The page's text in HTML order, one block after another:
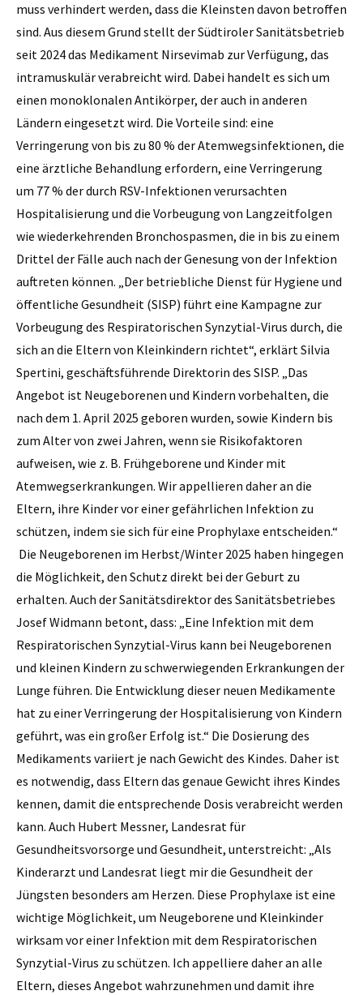
muss verhindert werden, dass die Kleinsten davon betroffen
sind. Aus diesem Grund stellt der Südtiroler Sanitätsbetrieb
seit 2024 das Medikament Nirsevimab zur Verfügung, das
intramuskulär verabreicht wird. Dabei handelt es sich um
einen monoklonalen Antikörper, der auch in anderen
Ländern eingesetzt wird. Die Vorteile sind: eine
Verringerung von bis zu 80 % der Atemwegsinfektionen, die
eine ärztliche Behandlung erfordern, eine Verringerung
um 77 % der durch RSV-Infektionen verursachten
Hospitalisierung und die Vorbeugung von Langzeitfolgen
wie wiederkehrenden Bronchospasmen, die in bis zu einem
Drittel der Fälle auch nach der Genesung von der Infektion
auftreten können. „Der betriebliche Dienst für Hygiene und
öffentliche Gesundheit (SISP) führt eine Kampagne zur
Vorbeugung des Respiratorischen Synzytial-Virus durch, die
sich an die Eltern von Kleinkindern richtet“, erklärt Silvia
Spertini, geschäftsführende Direktorin des SISP. „Das
Angebot ist Neugeborenen und Kindern vorbehalten, die
nach dem 1. April 2025 geboren wurden, sowie Kindern bis
zum Alter von zwei Jahren, wenn sie Risikofaktoren
aufweisen, wie z. B. Frühgeborene und Kinder mit
Atemwegserkrankungen. Wir appellieren daher an die
Eltern, ihre Kinder vor einer gefährlichen Infektion zu
schützen, indem sie sich für eine Prophylaxe entscheiden.“
Die Neugeborenen im Herbst/Winter 2025 haben hingegen
die Möglichkeit, den Schutz direkt bei der Geburt zu
erhalten. Auch der Sanitätsdirektor des Sanitätsbetriebes
Josef Widmann betont, dass: „Eine Infektion mit dem
Respiratorischen Synzytial-Virus kann bei Neugeborenen
und kleinen Kindern zu schwerwiegenden Erkrankungen der
Lunge führen. Die Entwicklung dieser neuen Medikamente
hat zu einer Verringerung der Hospitalisierung von Kindern
geführt, was ein großer Erfolg ist.“ Die Dosierung des
Medikaments variiert je nach Gewicht des Kindes. Daher ist
es notwendig, dass Eltern das genaue Gewicht ihres Kindes
kennen, damit die entsprechende Dosis verabreicht werden
kann. Auch Hubert Messner, Landesrat für
Gesundheitsvorsorge und Gesundheit, unterstreicht: „Als
Kinderarzt und Landesrat liegt mir die Gesundheit der
Jüngsten besonders am Herzen. Diese Prophylaxe ist eine
wichtige Möglichkeit, um Neugeborene und Kleinkinder
wirksam vor einer Infektion mit dem Respiratorischen
Synzytial-Virus zu schützen. Ich appelliere daher an alle
Eltern, dieses Angebot wahrzunehmen und damit ihre